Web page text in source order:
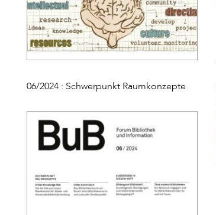
06/2024 : Schwerpunkt Raumkonzepte